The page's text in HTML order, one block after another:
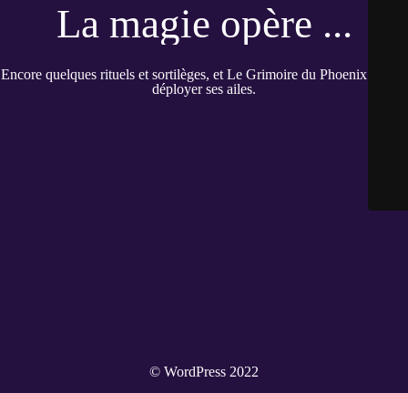
La magie opère ...
Encore quelques rituels et sortilèges, et Le Grimoire du Phoenix pourra
déployer ses ailes.
© WordPress 2022